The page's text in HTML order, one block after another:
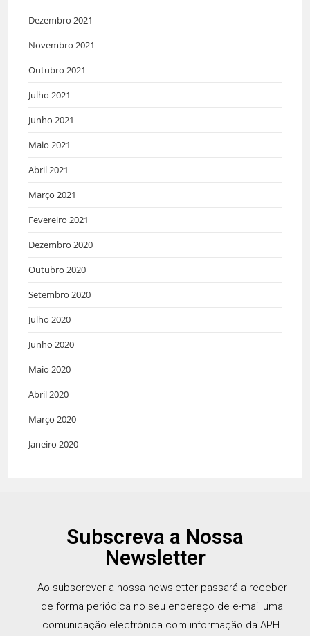
Dezembro 2021
Novembro 2021
Outubro 2021
Julho 2021
Junho 2021
Maio 2021
Abril 2021
Março 2021
Fevereiro 2021
Dezembro 2020
Outubro 2020
Setembro 2020
Julho 2020
Junho 2020
Maio 2020
Abril 2020
Março 2020
Janeiro 2020
Subscreva a Nossa
Newsletter
Ao subscrever a nossa newsletter passará a receber
de forma periódica no seu endereço de e-mail uma
comunicação electrónica com informação da APH.